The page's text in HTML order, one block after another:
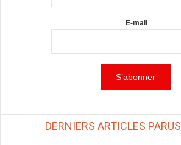
E-mail
DERNIERS ARTICLES PARUS